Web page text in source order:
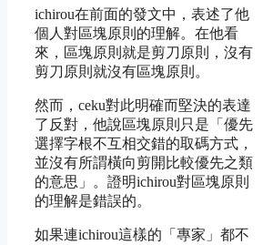
ichirou在前面的發文中，表述了他
個人對區塊原則的理解。在他看
來，區塊原則就是剪刀原則，沒有
剪刀原則就沒有區塊原則。
然而，ceku對此明確而堅決的表達
了反對，他說區塊原則只是「優先
選擇字根不互相交錯的取碼方式，
並沒有所謂橫向剪開比較優先之類
的意思」。證明ichirou對區塊原則
的理解是錯誤的。
如果連ichirou這樣的「專家」都不